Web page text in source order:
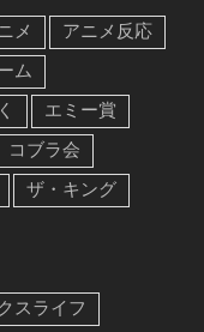
メ
アニメ反応
ム
エミー賞
コブラ会
ザ・キング
スライフ